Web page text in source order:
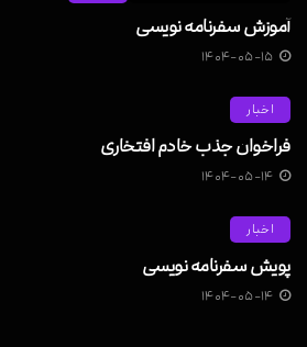
آموزش سفرنامه نویسی
۱۴۰۴-۰۵-۱۵
اخبار
فراخوان جذب خادم افتخاری
۱۴۰۴-۰۵-۱۴
اخبار
پویش سفرنامه نویسی
۱۴۰۴-۰۵-۱۴